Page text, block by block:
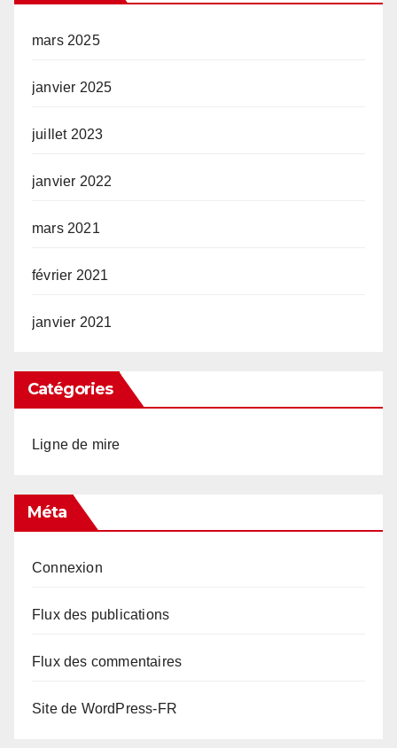
mars 2025
janvier 2025
juillet 2023
janvier 2022
mars 2021
février 2021
janvier 2021
Catégories
Ligne de mire
Méta
Connexion
Flux des publications
Flux des commentaires
Site de WordPress-FR